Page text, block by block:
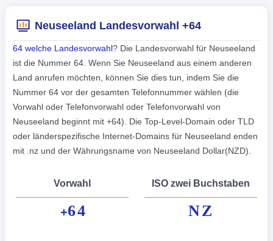
Neuseeland Landesvorwahl +64
64 welche Landesvorwahl? Die Landesvorwahl für Neuseeland
ist die Nummer 64. Wenn Sie Neuseeland aus einem anderen
Land anrufen möchten, können Sie dies tun, indem Sie die
Nummer 64 vor der gesamten Telefonnummer wählen (die
Vorwahl oder Telefonvorwahl oder Telefonvorwahl von
Neuseeland beginnt mit +64). Die Top-Level-Domain oder TLD
oder länderspezifische Internet-Domains für Neuseeland enden
mit .nz und der Währungsname von Neuseeland Dollar(NZD).
Vorwahl
+64
ISO zwei Buchstaben
NZ